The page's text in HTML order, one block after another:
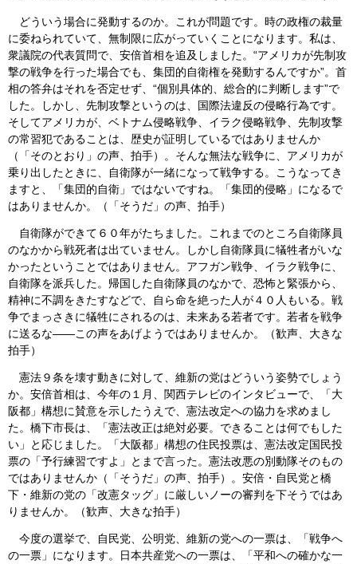
どういう場合に発動するのか。これが問題です。時の政権の裁量
に委ねられていて、無制限に広がっていくことになります。私は、
衆議院の代表質問で、安倍首相を追及しました。“アメリカが先制攻
撃の戦争を行った場合でも、集団的自衛権を発動するんですか”。首
相の答弁はそれを否定せず、“個別具体的、総合的に判断します”で
した。しかし、先制攻撃というのは、国際法違反の侵略行為です。
そしてアメリカが、ベトナム侵略戦争、イラク侵略戦争、先制攻撃
の常習犯であることは、歴史が証明しているではありませんか
（「そのとおり」の声、拍手）。そんな無法な戦争に、アメリカが
乗り出したときに、自衛隊が一緒になって戦争する。こうなってき
ますと、「集団的自衛」ではないですね。「集団的侵略」になるで
はありませんか。（「そうだ」の声、拍手）
自衛隊ができて６０年がたちました。これまでのところ自衛隊員
のなかから戦死者は出ていません。しかし自衛隊員に犠牲者がいな
かったということではありません。アフガン戦争、イラク戦争に、
自衛隊を派兵した。帰国した自衛隊員のなかで、恐怖と緊張から、
精神に不調をきたすなどで、自ら命を絶った人が４０人もいる。戦
争でまっさきに犠牲にされるのは、未来ある若者です。若者を戦争
に送るな――この声をあげようではありませんか。（歓声、大きな
拍手）
憲法９条を壊す動きに対して、維新の党はどういう姿勢でしょう
か。安倍首相は、今年の１月、関西テレビのインタビューで、「大
阪都」構想に賛意を示したうえで、憲法改定への協力を求めまし
た。橋下市長は、「憲法改正は絶対必要。できることは何でもした
い」と応じました。「大阪都」構想の住民投票は、憲法改定国民投
票の「予行練習ですよ」とまで言った。憲法改悪の別動隊そのもの
ではありませんか（「そうだ」の声、拍手）。安倍・自民党と橋
下・維新の党の「改憲タッグ」に厳しいノーの審判を下そうではあ
りませんか。（歓声、大きな拍手）
今度の選挙で、自民党、公明党、維新の党への一票は、「戦争へ
の一票」になります。日本共産党への一票は、「平和への確かな一